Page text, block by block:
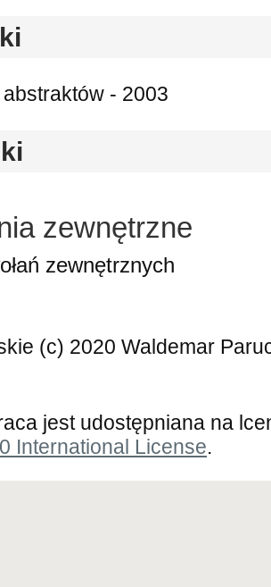
- 2003
zewnętrzne
zewnętrznych
(c) 2020 Waldemar
jest udostępniana na
International License.